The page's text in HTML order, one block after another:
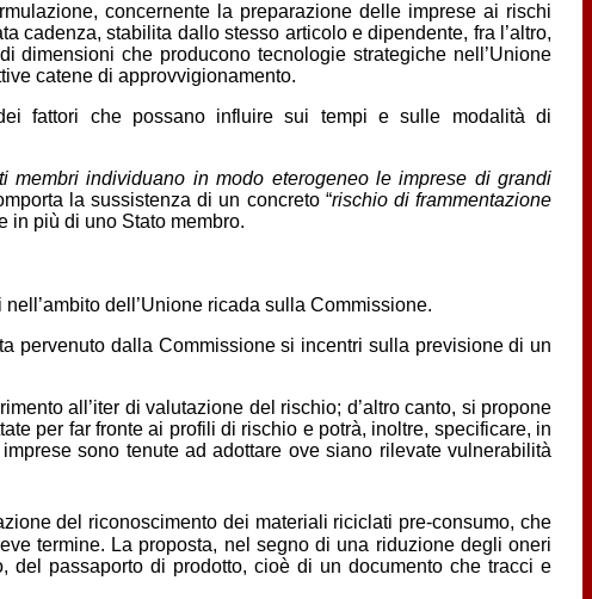
concernente la preparazione delle imprese ai rischi
cadenza, stabilita dallo stesso articolo e dipendente, fra l’altro,
dimensioni che producono tecnologie strategiche nell’Unione
catene di approvvigionamento.
fattori che possano influire sui tempi e sulle modalità di
membri individuano in modo eterogeneo le imprese di grandi
la sussistenza di un concreto “rischio di frammentazione
in più di uno Stato membro.
dell’Unione ricada sulla Commissione.
pervenuto dalla Commissione si incentri sulla previsione di un
all’iter di valutazione del rischio; d’altro canto, si propone
per far fronte ai profili di rischio e potrà, inoltre, specificare, in
sono tenute ad adottare ove siano rilevate vulnerabilità
del riconoscimento dei materiali riciclati pre-consumo, che
termine. La proposta, nel segno di una riduzione degli oneri
del passaporto di prodotto, cioè di un documento che tracci e